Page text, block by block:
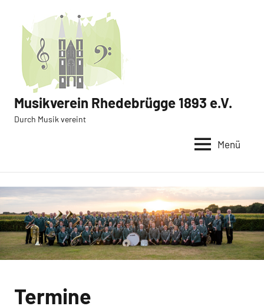
Inhalt
springen
Musikverein Rhedebrügge 1893 e.V.
Durch Musik vereint
Menü
Termine